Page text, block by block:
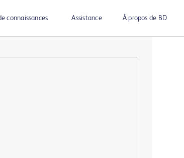
connaissances Assistance À propos de BD